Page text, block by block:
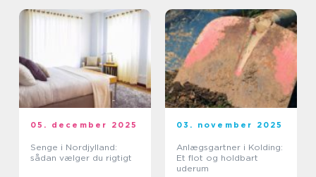
05. december 2025
Senge i Nordjylland:
sådan vælger du rigtigt
03. november 2025
Anlægsgartner i Kolding:
Et flot og holdbart
uderum